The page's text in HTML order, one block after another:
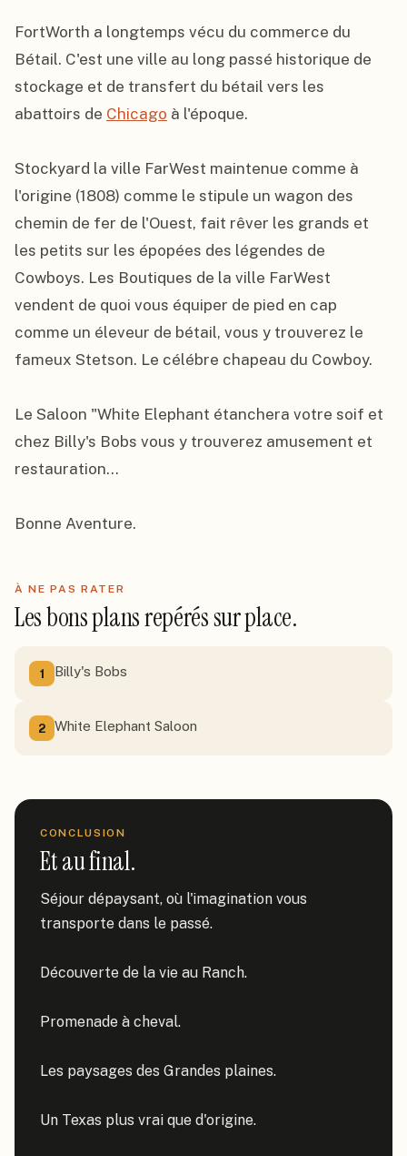
FortWorth a longtemps vécu du commerce du
Bétail. C'est une ville au long passé historique de
stockage et de transfert du bétail vers les
abattoirs de Chicago à l'époque.
Stockyard la ville FarWest maintenue comme à
l'origine (1808) comme le stipule un wagon des
chemin de fer de l'Ouest, fait rêver les grands et
les petits sur les épopées des légendes de
Cowboys. Les Boutiques de la ville FarWest
vendent de quoi vous équiper de pied en cap
comme un éleveur de bétail, vous y trouverez le
fameux Stetson. Le célébre chapeau du Cowboy.
Le Saloon "White Elephant étanchera votre soif et
chez Billy's Bobs vous y trouverez amusement et
restauration...
Bonne Aventure.
À NE PAS RATER
Les bons plans repérés sur place.
1 Billy's Bobs
2 White Elephant Saloon
CONCLUSION
Et au final.
Séjour dépaysant, où l'imagination vous
transporte dans le passé.
Découverte de la vie au Ranch.
Promenade à cheval.
Les paysages des Grandes plaines.
Un Texas plus vrai que d'origine.